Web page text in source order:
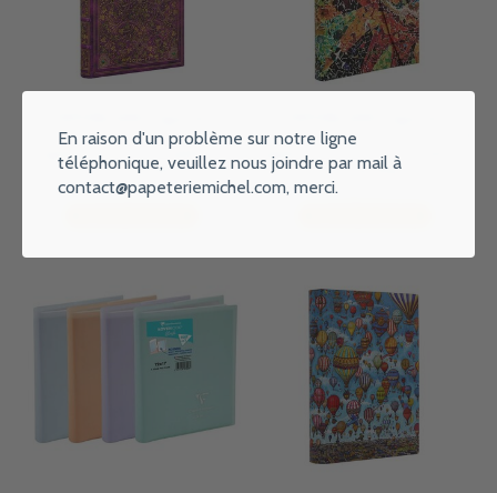
Horizontal 13 mois Couverture
rigide 2026-2027 Jubilé de
Diamant Mini
€18,95
Horizontal 13 mois Couverture
rigide 2026-2027 Le Soleil de
Gaudi Midi
En raison d'un problème sur notre ligne
téléphonique, veuillez nous joindre par mail à
contact@papeteriemichel.com, merci.